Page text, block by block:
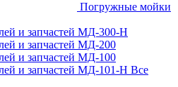
Погружные мойки
и запчастей МД-300-H
и запчастей МД-200
и запчастей МД-100
и запчастей МД-101-Н Все